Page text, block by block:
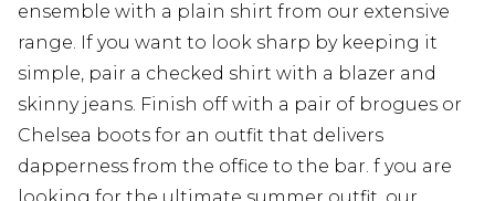
ensemble with a plain shirt from our extensive
range. If you want to look sharp by keeping it
simple, pair a checked shirt with a blazer and
skinny jeans. Finish off with a pair of brogues or
Chelsea boots for an outfit that delivers
dapperness from the office to the bar. f you are